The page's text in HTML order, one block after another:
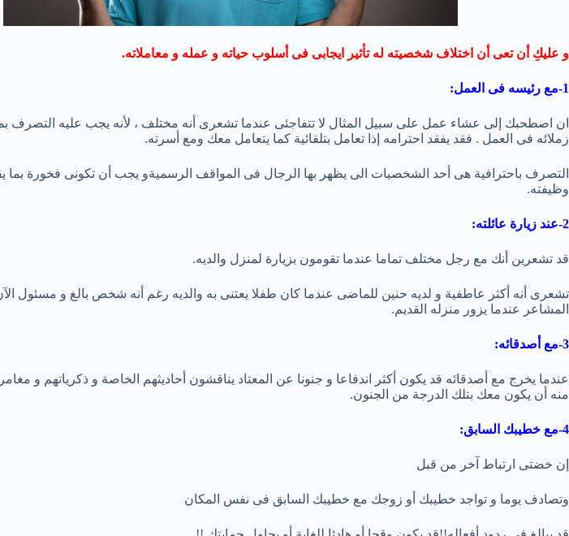
و عليكِ أن تعى أن اختلاف شخصيته له تأثير ايجابى فى أسلوب حياته و عمله و معاملاته.
1-مع رئيسه فى العمل:
ان اصطحبك إلى عشاء عمل على سبيل المثال لا تتفاجئى عندما تشعرى أنه مختلف ، لأنه يجب عليه التصرف
زملائه فى العمل . فقد يفقد احترامه إذا تعامل بتلقائية كما يتعامل معك ومع أسرته.
التصرف باحترافية هى أحد الشخصيات الى يظهر بها الرجال فى المواقف الرسميةو يجب أن تكونى فخورة بما
وظيفته.
2-عند زيارة عائلته:
قد تشعرين أنك مع رجل مختلف تماما عندما تقومون بزيارة لمنزل والديه.
تشعرى أنه أكثر عاطفية و لديه حنين للماضى عندما كان طفلا يعتنى به والديه رغم أنه شخص بالغ و مسئول
المشاعر عندما يزور منزله القديم.
3-مع أصدقائه:
عندما يخرج مع أصدقائه قد يكون أكثر اندفاعا و جنونا عن المعتاد يناقشون أحاديثهم الخاصة و ذكرياتهم و
منه أن يكون معك بتلك الدرجة من الجنون.
4-مع خطيبك السابق:
إن خضتى ارتباط آخر من قبل
وتصادف يوما و تواجد خطيبك أو زوجك مع خطيبك السابق فى نفس المكان